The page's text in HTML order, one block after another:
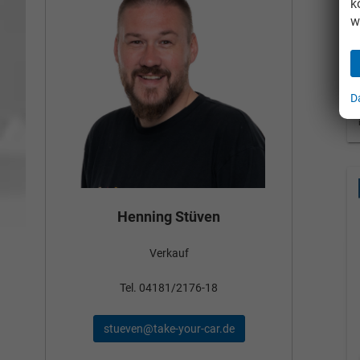
Henning Stüven
Verkauf
Tel. 04181/2176-18
stueven@take-your-car.de